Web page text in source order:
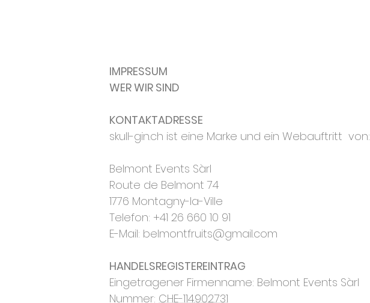
IMPRESSUM
WER WIR SIND
KONTAKTADRESSE
skull-gin.ch ist eine Marke und ein Webauftritt von:
Belmont Events Sàrl
Route de Belmont 74
1776 Montagny-la-Ville
Telefon: +41 26 660 10 91
E-Mail: belmontfruits@gmail.com
HANDELSREGISTEREINTRAG
Eingetragener Firmenname: Belmont Events Sàrl
Nummer: CHE-114.902.731